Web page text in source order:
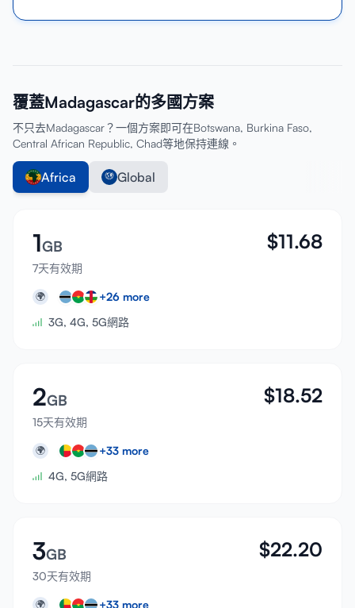
覆蓋Madagascar的多國方案
不只去Madagascar？一個方案即可在Botswana, Burkina Faso,
Central African Republic, Chad等地保持連線。
Africa Global
1GB
7天有效期
$11.68
🌍 +26 more
3G, 4G, 5G網路
2GB
15天有效期
$18.52
🌍 +33 more
4G, 5G網路
3GB
30天有效期
$22.20
🌍 +33 more